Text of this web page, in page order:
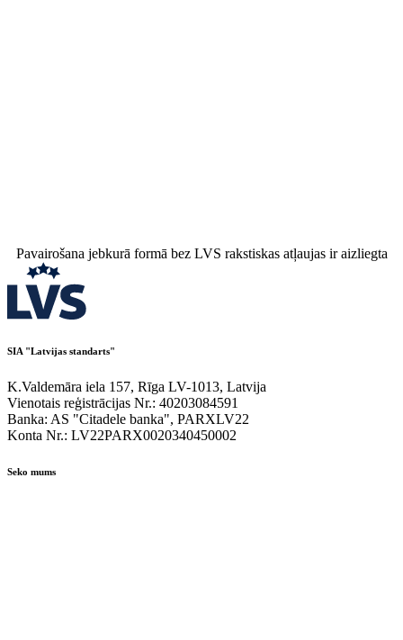
Pavairošana jebkurā formā bez LVS rakstiskas atļaujas ir aizliegta
SIA "Latvijas standarts"
K.Valdemāra iela 157, Rīga LV-1013, Latvija
Vienotais reģistrācijas Nr.: 40203084591
Banka: AS "Citadele banka", PARXLV22
Konta Nr.: LV22PARX0020340450002
Seko mums